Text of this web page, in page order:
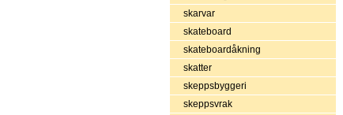
skarvar
skateboard
skateboardåkning
skatter
skeppsbyggeri
skeppsvrak